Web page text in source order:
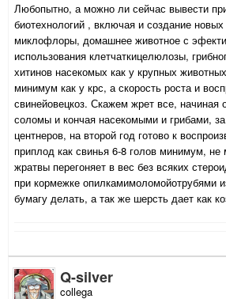
Любопытно, а можно ли сейчас вывести
биотехнологий , включая и создание
миклофлоры, домашнее животное с
использования клетчаткицелюлозы,
хитинов насекомых как у крупных
минимум как у крс, а скорость роста и
свинейовецкоз. Скажем жрет все, начиная
соломы и кончая насекомыми и грибами,
центнеров, на второй год готово к
приплод как свинья 6-8 голов минимум, не
жратвы перегоняет в вес без всяких
при кормежке опилкамимоломойотрубями
бумагу делать, а так же шерсть дает как
Q-silver
collega